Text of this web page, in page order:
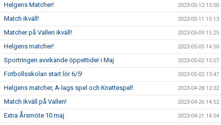
Helgens Matcher! 2023-05-12 15:00
Match ikväll! 2023-05-11 15:13
Matcher på Vallen ikväll! 2023-05-09 15:25
Helgens matcher! 2023-05-05 14:50
Sportringen avvikande öppettider i Maj 2023-05-02 15:07
Fotbollsskolan start lör 6/5! 2023-05-02 13:47
Helgens matcher, A-lags spel och Knattespel! 2023-04-28 12:02
Match ikväll på Vallen! 2023-04-26 14:52
Extra Årsmöte 10 maj 2023-04-21 14:54